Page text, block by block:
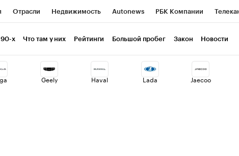
Отрасли Недвижимость Autonews РБК Компании
Национальные проекты
Кредитные рейтинги Франшизы Газета Спецпроекты
Экономика Бизнес Технологии и медиа Финансы Рынок
х Что там у них Рейтинги Большой пробег Закон Новости
Geely Haval Lada Jaecoo